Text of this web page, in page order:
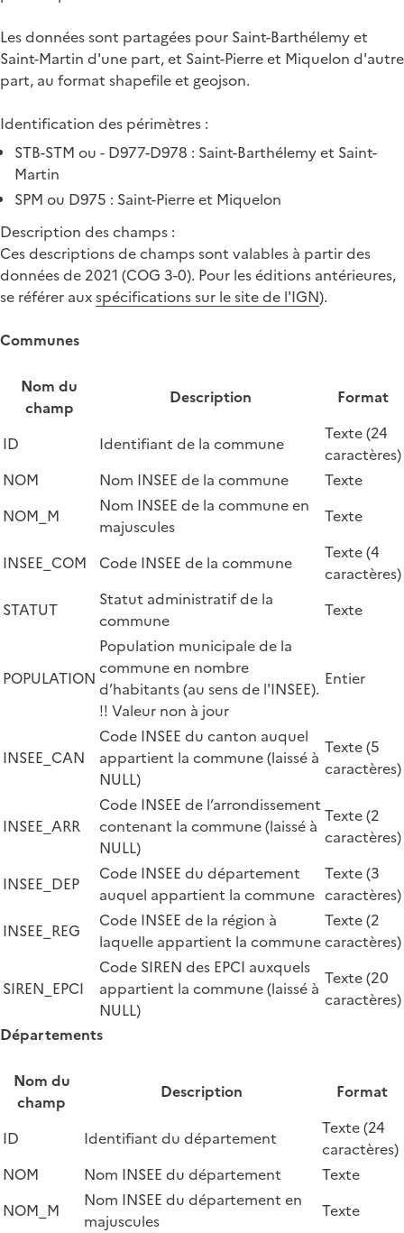
Les données sont partagées pour Saint-Barthélemy et
Saint-Martin d'une part, et Saint-Pierre et Miquelon d'autre
part, au format shapefile et geojson.
Identification des périmètres :
STB-STM ou - D977-D978 : Saint-Barthélemy et Saint-
Martin
SPM ou D975 : Saint-Pierre et Miquelon
Description des champs :
Ces descriptions de champs sont valables à partir des
données de 2021 (COG 3-0). Pour les éditions antérieures,
se référer auxspécifications sur le site de l'IGN).
Communes
Nom du
champ
Description Format
ID Identifiant de la commune
Texte (24
caractères)
NOM
Nom INSEE de la commune
Texte
NOM_M
Nom INSEE de la commune en
majuscules
Texte
INSEE_COM Code INSEE de la commune
Texte (4
caractères)
STATUT
Statut administratif de la
commune
Texte
POPULATION
Population municipale de la
commune en nombre
d’habitants (au sens de l'INSEE).
!! Valeur non à jour
Entier
INSEE_CAN
Code INSEE du canton auquel
appartient la commune (laissé à
NULL)
Texte (5
caractères)
INSEE_ARR
Code INSEE de l’arrondissement
contenant la commune (laissé à
NULL)
Texte (2
caractères)
INSEE_DEP
Code INSEE du département
auquel appartient la commune
Texte (3
caractères)
INSEE_REG
Code INSEE de la région à
laquelle appartient la commune
Texte (2
caractères)
SIREN_EPCI
Code SIREN des EPCI auxquels
appartient la commune (laissé à
NULL)
Texte (20
caractères)
Départements
Nom du
champ
Description Format
ID Identifiant du département
Texte (24
caractères)
NOM
Nom INSEE du département
Texte
NOM_M
Nom INSEE du département en
majuscules
Texte